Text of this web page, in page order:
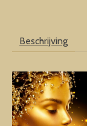
Beschrijving